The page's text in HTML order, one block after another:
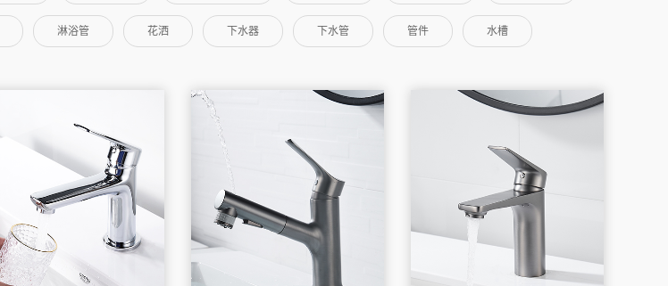
淋浴管 花洒 下水器 下水管 管件 水槽